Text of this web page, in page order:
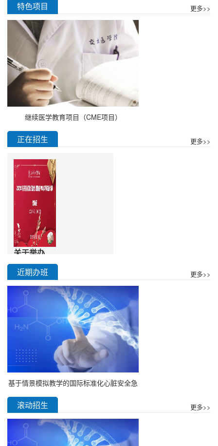
特色项目 更多>>
继续医学教育项目（CME项目）
医学检验企业岗位专业化培训
科普进社区
正在招生 更多>>
关于举办
“2023年基于
器官系统整合
课程的PBL教
师发展培训”
的邀请函
（2023-15-
01-005 [国]）
招生简章 各单
位、各位尊敬的
老师：为进一步
深化高等医学教
育改革，全面提
高教学质量，培
养有灵魂的卓越
创新医学人才，
加强医学人才培
养教学师资力
床教学能力、实
践教学能力和教
学评价能力，上
海交通大学医学
近期办班 更多>>
基于情景模拟教学的国际标准化心脏安全急
救培训班（2023-15-0...
滚动招生 更多>>